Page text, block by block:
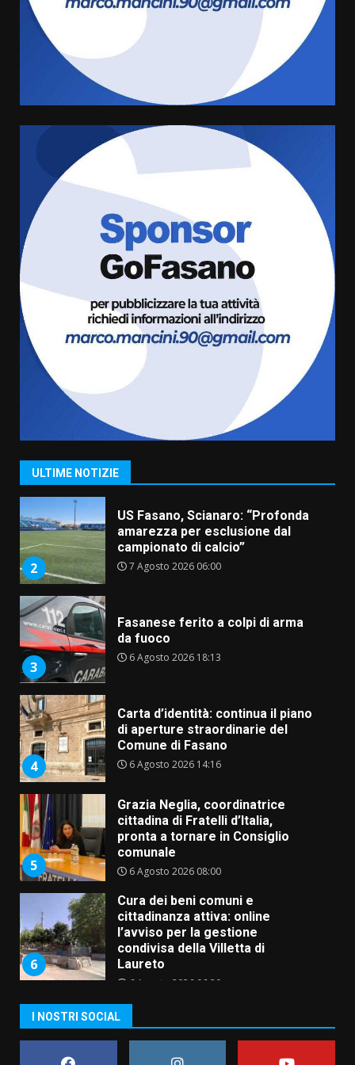
ULTIME NOTIZIE
Carta d’identità: continua il piano
di aperture straordinarie del
Comune di Fasano
cittadina di Fratelli d’Italia,
pronta a tornare in Consiglio
comunale
6 Agosto 2026 08:00
Cura dei beni comuni e
cittadinanza attiva: online
l’avviso per la gestione
condivisa della Villetta di
Laureto
La magia del Minareto e la prima
assoluta de “L’Albergo
Belvedere. Il rapimento”
6 Agosto 2026 06:15
1
“I Contestatori: Musica di
Rivoluzione”: nuovo
appuntamento con “Fasano in
2
US Fasano, Scianaro: “Profonda
amarezza per esclusione dal
campionato di calcio”
7 Agosto 2026 06:00
3
Fasanese ferito a colpi di arma
da fuoco
6 Agosto 2026 18:13
4
Carta d’identità: continua il piano
di aperture straordinarie del
Comune di Fasano
6 Agosto 2026 14:16
5
Grazia Neglia, coordinatrice
cittadina di Fratelli d’Italia,
pronta a tornare in Consiglio
comunale
6 Agosto 2026 08:00
6
Cura dei beni comuni e
cittadinanza attiva: online
l’avviso per la gestione
condivisa della Villetta di
Laureto
6 Agosto 2026 06:20
assoluta de “L’Albergo
Belvedere. Il rapimento”
6 Agosto 2026 06:15
I NOSTRI SOCIAL